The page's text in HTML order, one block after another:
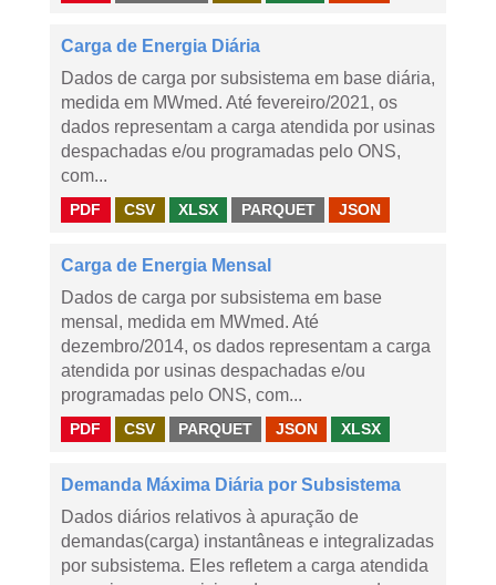
Carga de Energia Diária
Dados de carga por subsistema em base diária,
medida em MWmed. Até fevereiro/2021, os
dados representam a carga atendida por usinas
despachadas e/ou programadas pelo ONS,
com...
PDF CSV XLSX PARQUET JSON
Carga de Energia Mensal
Dados de carga por subsistema em base
mensal, medida em MWmed. Até
dezembro/2014, os dados representam a carga
atendida por usinas despachadas e/ou
programadas pelo ONS, com...
PDF CSV PARQUET JSON XLSX
Demanda Máxima Diária por Subsistema
Dados diários relativos à apuração de
demandas(carga) instantâneas e integralizadas
por subsistema. Eles refletem a carga atendida